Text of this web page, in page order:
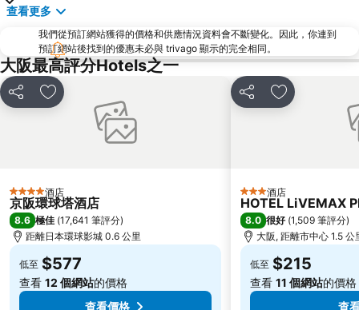
奈良車站
Karasuma Station
祇園四条車站
Nipponbashi Station
三宮車站
Kitahama Station
京都市役所前車站
Osaka Castle
大阪京瓷巨蛋
伏見稻荷大社
Namba Parks
Kyoto Tower
Kyoto International Conference Center
Hankyu Umeda Honten
Nishikujo Station
Nara Park
Kawaramachi Station
查看更多
我們從預訂網站獲得的價格和供應情況資料會不斷變化。因此，你連到
預訂網站後找到的優惠未必與 trivago 顯示的完全相同。
大阪最高評分Hotels之一
分享 放到收藏夾
4 星級 酒店
京阪環球塔酒店
8.6 極佳 (17,641 筆評分)
距離日本環球影城 0.6 公里
低至 $577
查看 12 個網站的價格
查看價格
分享 放到收藏夾
3 星級酒店
HOTEL LiVEMAX
8.0 很好 (1,509 筆評分)
大阪, 距離市中心 1.5 公
低至 $215
查看 11 個網站的價格
查